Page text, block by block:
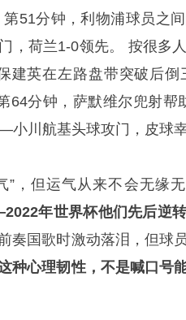
第51分钟，利物浦球员
，荷兰1-0领先。 按很多
建英在左路盘带突破后
64分钟，萨默维尔兜射帮
川航基头球攻门，皮球
”，但运气从来不会无缘
年世界杯他们先后逆
奏国歌时激动落泪，但球
种心理韧性，不是喊口号